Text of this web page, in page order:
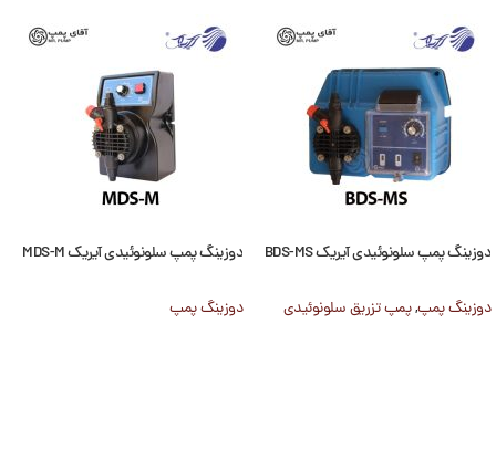
دوزینگ پمپ سلونوئیدی آیریک BDS-MS
دوزینگ پمپ,پمپ تزریق سلونوئیدی
دوزینگ پمپ سلونوئیدی آیریک MDS-M
دوزینگ پمپ